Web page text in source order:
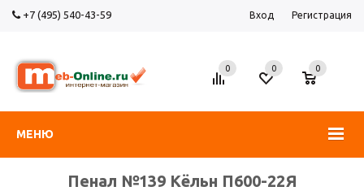
+7 (495) 540-43-59 Вход Регистрация
МЕНЮ
0 0
0
Пенал №139 Кёльн П600-22Я